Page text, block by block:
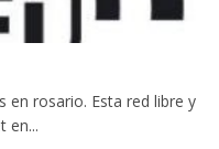
en rosario. Esta red libre y
en...